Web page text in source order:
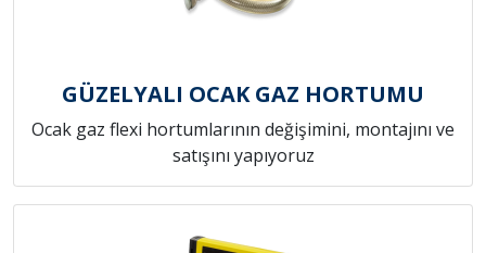
GÜZELYALI OCAK GAZ HORTUMU
Ocak gaz flexi hortumlarının değişimini, montajını ve
satışını yapıyoruz